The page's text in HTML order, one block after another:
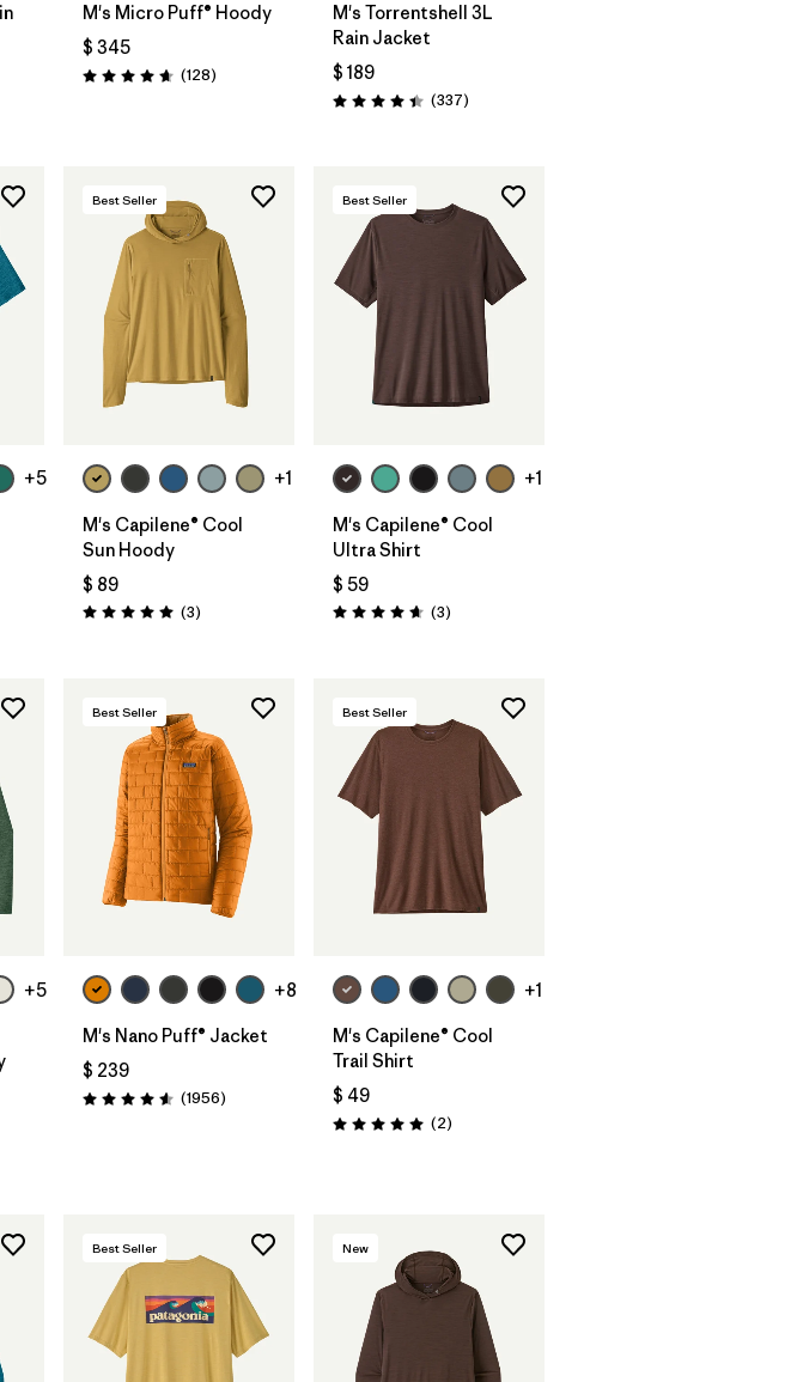
M's Micro Puff® Hoody
$ 345
Valoración: 4.6 / 5
(128Comentarios
)
M's Torrentshell 3L
Rain Jacket
$ 189
Valoración: 4.4 / 5
(337Comentarios
)
+5
Best Seller
+1
M's Capilene® Cool
Sun Hoody
$ 89
Valoración: 5.0 / 5
(3Comentarios
)
Best Seller
+1
M's Capilene® Cool
Ultra Shirt
$ 59
Valoración: 4.7 / 5
(3Comentarios
)
+5
Best Seller
+8
M's Nano Puff® Jacket
$ 239
Valoración: 4.6 / 5
(1956Comentarios
)
Best Seller
+1
M's Capilene® Cool
Trail Shirt
$ 49
Valoración: 5.0 / 5
(2Comentarios
)
Best Seller New